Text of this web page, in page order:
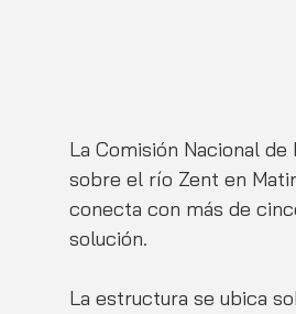
La Comisión Nacional
sobre el río Zent en
conecta con más de
solución.
La estructura se ubica